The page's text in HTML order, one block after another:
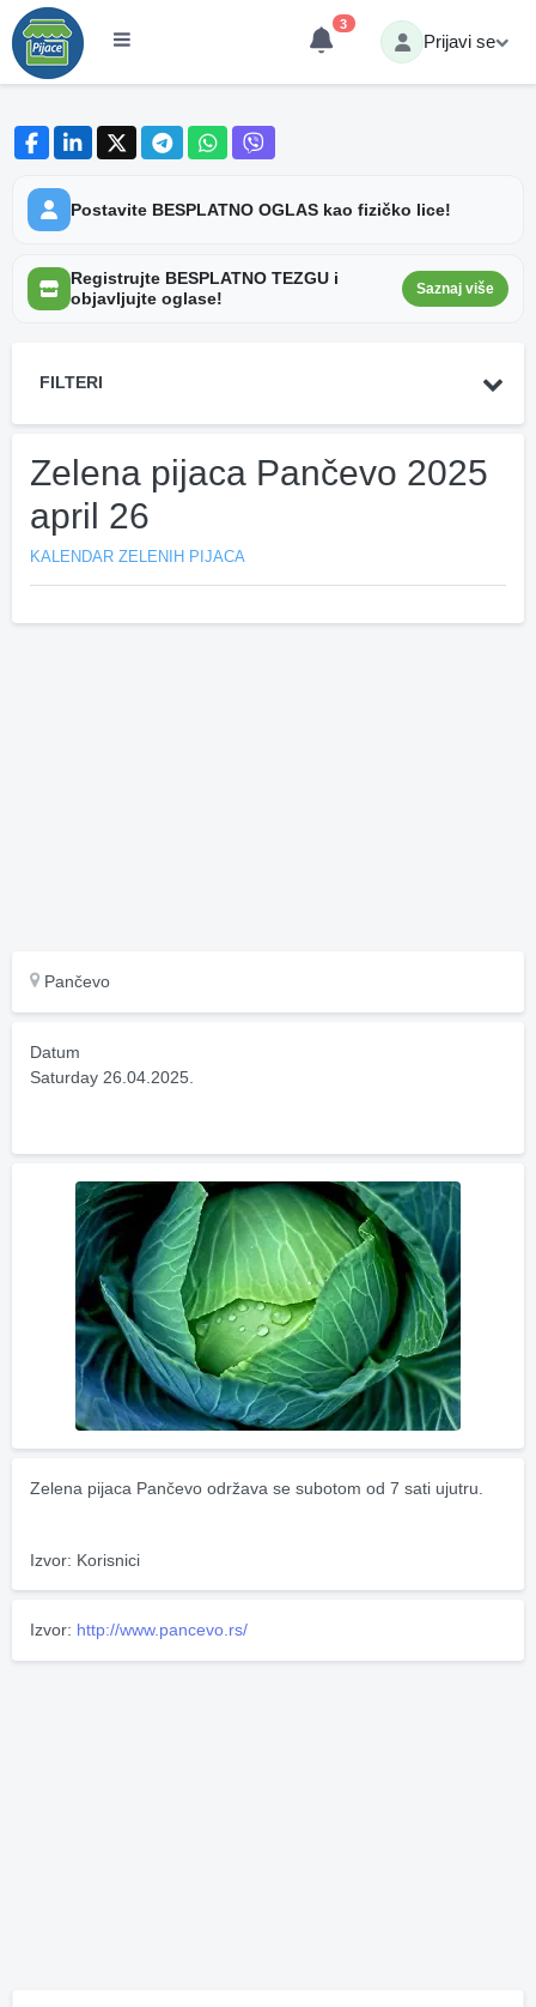
3
Prijavi se
Postavite BESPLATNO OGLAS kao fizičko lice!
Registrujte BESPLATNO TEZGU i
objavljujte oglase!
Saznaj više
FILTERI
Zelena pijaca Pančevo 2025
april 26
KALENDAR ZELENIH PIJACA
Pančevo
Datum
Saturday 26.04.2025.
Zelena pijaca Pančevo održava se subotom od 7 sati ujutru.
Izvor: Korisnici
Izvor: http://www.pancevo.rs/